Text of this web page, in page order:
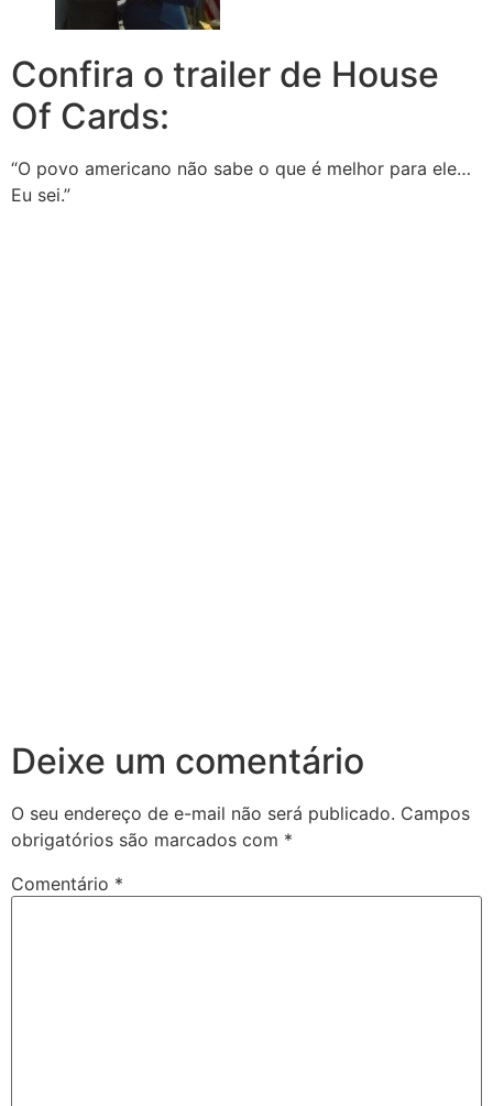
Confira o trailer de House
Of Cards:
“O povo americano não sabe o que é melhor para ele…
Eu sei.”
Deixe um comentário
O seu endereço de e-mail não será publicado. Campos
obrigatórios são marcados com *
Comentário *